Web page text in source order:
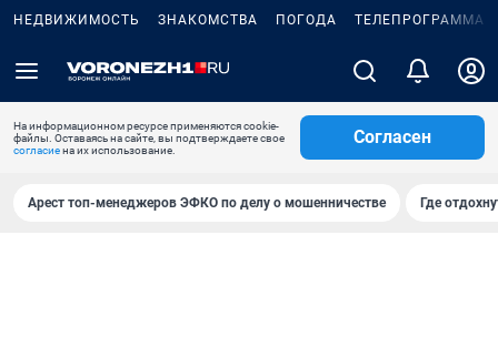
НЕДВИЖИМОСТЬ ЗНАКОМСТВА ПОГОДА ТЕЛЕПРОГРАММА
На информационном ресурсе применяются cookie-
файлы. Оставаясь на сайте, вы подтверждаете свое
согласиена их использование.
Согласен
Арест топ-менеджеров ЭФКО по делу о мошенничестве Где